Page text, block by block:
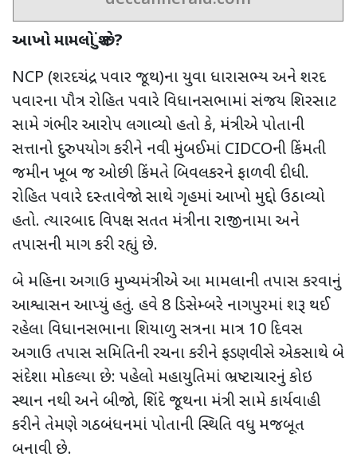
આખો મામલો શું છે?
NCP (શરદચંદ્ર પવાર જૂથ)ના યુવા ધારાસભ્ય અને શરદ
પવારના પૌત્ર રોહિત પવારે વિધાનસભામાં સંજય શિરસાટ
સામે ગંભીર આરોપ લગાવ્યો હતો કે, મંત્રીએ પોતાની
સત્તાનો દુરુપયોગ કરીને નવી મુંબઈમાં CIDCOની કિંમતી
જમીન ખૂબ જ ઓછી કિંમતે બિવલકરને ફાળવી દીધી.
રોહિત પવારે દસ્તાવેજો સાથે ગૃહમાં આખો મુદ્દો ઉઠાવ્યો
હતો. ત્યારબાદ વિપક્ષ સતત મંત્રીના રાજીનામા અને
તપાસની માગ કરી રહ્યું છે.
બે મહિના અગાઉ મુખ્યમંત્રીએ આ મામલાની તપાસ કરવાનું
આશ્વાસન આપ્યું હતું. હવે 8 ડિસેમ્બરે નાગપુરમાં શરૂ થઈ
રહેલા વિધાનસભાના શિયાળુ સત્રના માત્ર 10 દિવસ
અગાઉ તપાસ સમિતિની રચના કરીને ફડણવીસે એકસાથે બે
સંદેશા મોકલ્યા છે: પહેલો મહાયુતિમાં ભ્રષ્ટાચારનું કોઇ
સ્થાન નથીઅને બીજો, શિંદે જૂથના મંત્રી સામે કાર્યવાહી
કરીને તેમણે ગઠબંધનમાં પોતાની સ્થિતિ વધુ મજબૂત
બનાવી છે.